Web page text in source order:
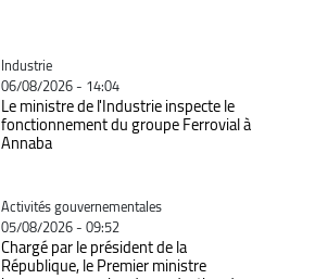
Catégorie
Industrie
06/08/2026 - 14:04
Le ministre de l'Industrie inspecte le
fonctionnement du groupe Ferrovial à
Annaba
Catégorie
Activités gouvernementales
05/08/2026 - 09:52
Chargé par le président de la
République, le Premier ministre